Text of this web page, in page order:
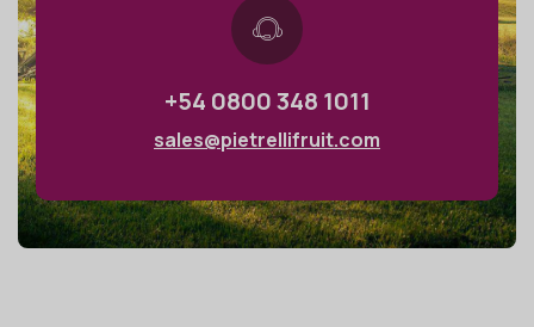
+54 0800 348 1011
sales@pietrellifruit.com